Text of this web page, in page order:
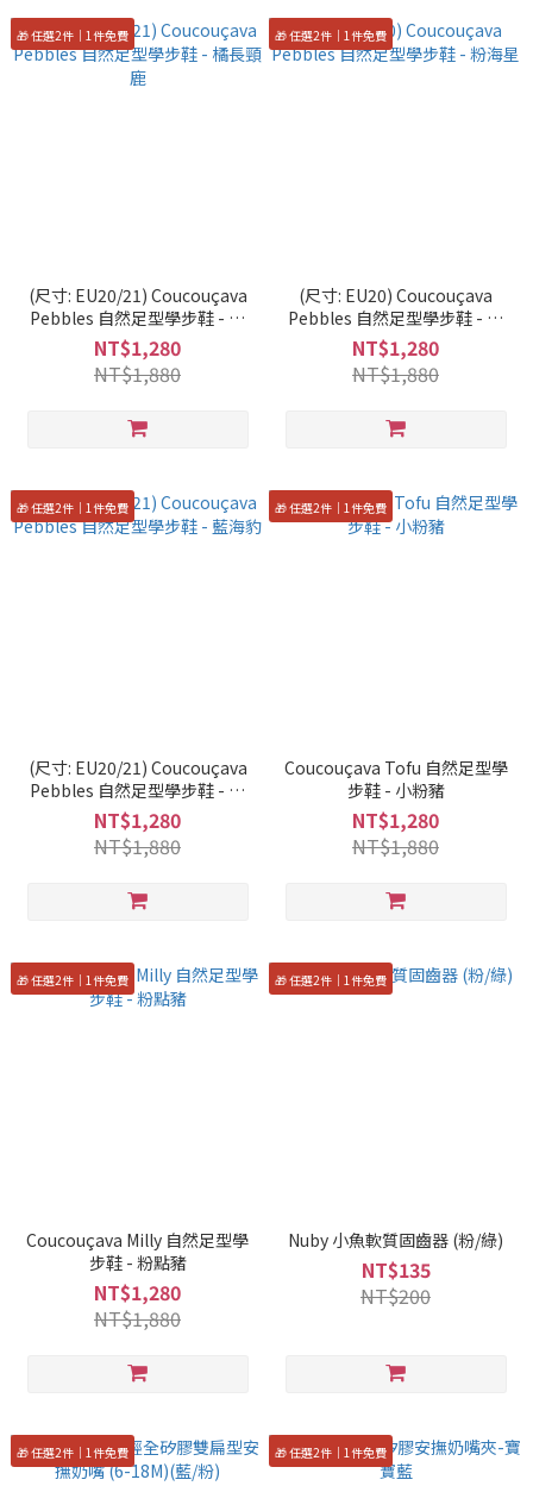
🎁 任選2件｜1件免費
(尺寸: EU20/21) Coucouçava
Pebbles 自然足型學步鞋 - 橘
長頸鹿
NT$1,280
NT$1,880
🎁 任選2件｜1件免費
(尺寸: EU20) Coucouçava
Pebbles 自然足型學步鞋 - 粉
海星
NT$1,280
NT$1,880
🎁 任選2件｜1件免費
(尺寸: EU20/21) Coucouçava
Pebbles 自然足型學步鞋 - 藍
海豹
NT$1,280
NT$1,880
🎁 任選2件｜1件免費
Coucouçava Tofu 自然足型學
步鞋 - 小粉豬
NT$1,280
NT$1,880
🎁 任選2件｜1件免費
Coucouçava Milly 自然足型學
步鞋 - 粉點豬
NT$1,280
NT$1,880
🎁 任選2件｜1件免費
Nuby 小魚軟質固齒器 (粉/綠)
NT$135
NT$200
🎁 任選2件｜1件免費 🎁 任選2件｜1件免費